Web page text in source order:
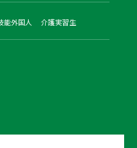
能外国人 介護実習生